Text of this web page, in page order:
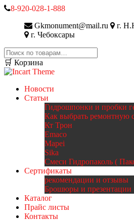
8-920-028-1-888
Gkmonument@mail.ru
г.
г. Чебоксары
Искать:
🛒 Корзина
Новости
Статьи
Гидрошпонки и пробки
Как выбрать ремонтную
Кт Трон
Emaco
Mapei
Sika
Смеси Гидропаколь (
Сертификаты
рекомендации и отзывы
Брошюры и презентации
Каталог
Прайс листы
Контакты